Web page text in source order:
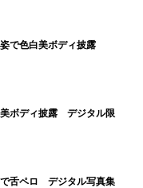
で色白美ボディ披露
ボディ披露 デジタル限
舌ペロ デジタル写真集